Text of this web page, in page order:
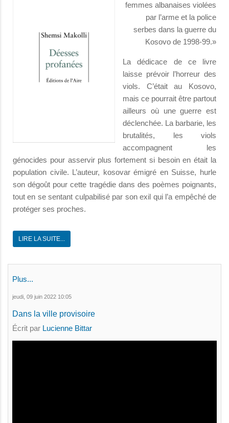
femmes albanaises violées
par l’arme et la police
serbes dans la guerre du
Kosovo de 1998-99.»
La dédicace de ce livre
laisse prévoir l’horreur des
viols. C’était au Kosovo,
mais ce pourrait être partout
ailleurs où une guerre est
déclenchée. La barbarie, les
brutalités, les viols
accompagnent les
génocides pour asservir plus fortement si besoin en était la
population civile. L’auteur, kosovar émigré en Suisse, hurle
son dégoût pour cette tragédie dans des poèmes poignants,
tout en se sentant culpabilisé par son exil qui l’a empêché de
protéger ses proches.
LIRE LA SUITE...
Plus...
jeudi, 09 juin 2022 10:05
Dans la ville provisoire
Écrit par Lucienne Bittar